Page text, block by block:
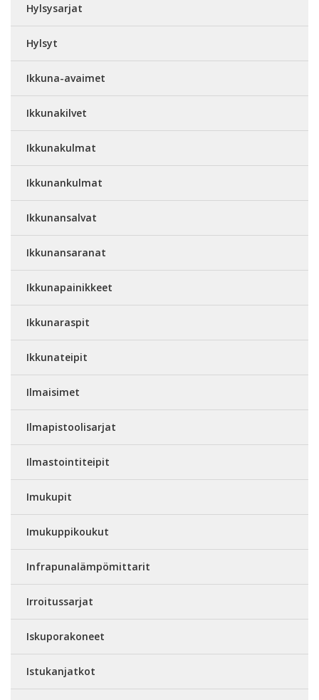
Hylsysarjat
Hylsyt
Ikkuna-avaimet
Ikkunakilvet
Ikkunakulmat
Ikkunankulmat
Ikkunansalvat
Ikkunansaranat
Ikkunapainikkeet
Ikkunaraspit
Ikkunateipit
Ilmaisimet
Ilmapistoolisarjat
Ilmastointiteipit
Imukupit
Imukuppikoukut
Infrapunalämpömittarit
Irroitussarjat
Iskuporakoneet
Istukanjatkot